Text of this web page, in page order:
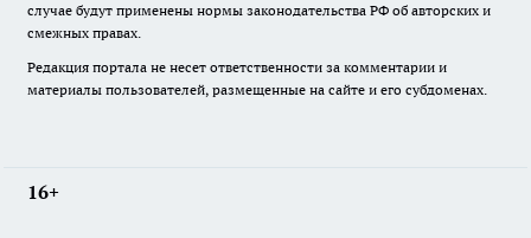
случае будут применены нормы законодательства РФ об авторских и
смежных правах.
Редакция портала не несет ответственности за комментарии и
материалы пользователей, размещенные на сайте и его субдоменах.
16+